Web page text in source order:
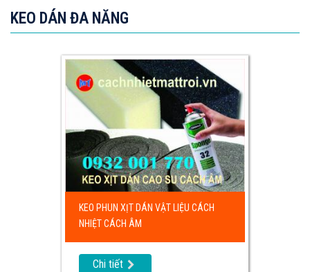
KEO DÁN ĐA NĂNG
KEO PHUN XỊT DÁN VẬT LIỆU CÁCH
NHIỆT CÁCH ÂM
Chi tiết